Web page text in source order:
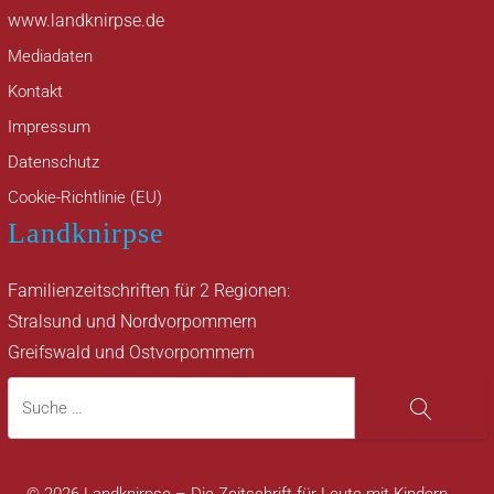
www.landknirpse.de
Mediadaten
Kontakt
Impressum
Datenschutz
Cookie-Richtlinie (EU)
Landknirpse
Familienzeitschriften für 2 Regionen:
Stralsund und Nordvorpommern
Greifswald und Ostvorpommern
Suche
Suche